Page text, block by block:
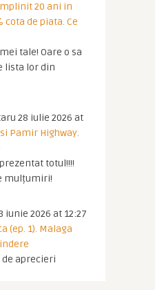
20 ani in
cota de piata. Ce
tale! Oare o sa
lista lor din
28 iulie 2026 at
Pamir Highway.
totul!!!!
mulțumiri!
iunie 2026 at 12:27
(ep. 1). Malaga
aprecieri